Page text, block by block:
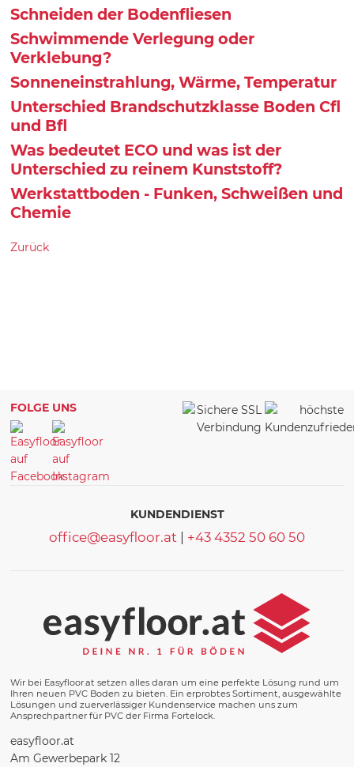
Schneiden der Bodenfliesen
Schwimmende Verlegung oder
Verklebung?
Sonneneinstrahlung, Wärme, Temperatur
Unterschied Brandschutzklasse Boden Cfl
und Bfl
Was bedeutet ECO und was ist der
Unterschied zu reinem Kunststoff?
Werkstattboden - Funken, Schweißen und
Chemie
Zurück
FOLGE UNS
KUNDENDIENST
office@easyfloor.at | +43 4352 50 60 50
Wir bei Easyfloor.at setzen alles daran um eine perfekte Lösung rund um
Ihren neuen PVC Boden zu bieten. Ein erprobtes Sortiment, ausgewählte
Lösungen und zuerverlässiger Kundenservice machen uns zum
Ansprechpartner für PVC der Firma Fortelock.
easyfloor.at
Am Gewerbepark 12